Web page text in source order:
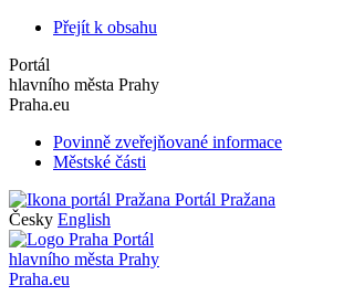
Přejít k obsahu
Portál
hlavního města Prahy
Praha.eu
Povinně zveřejňované informace
Městské části
Portál Pražana
Česky English
Portál
hlavního města Prahy
Praha.eu